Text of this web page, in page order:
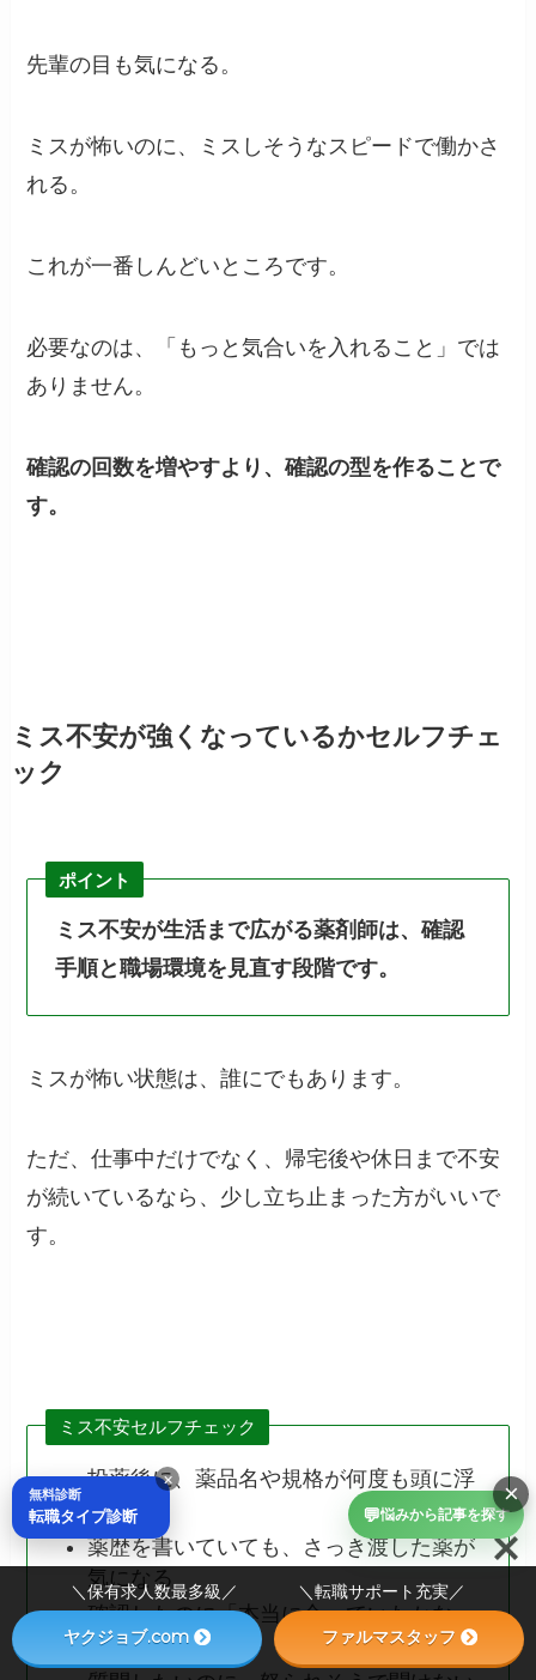
先輩の目も気になる。
ミスが怖いのに、ミスしそうなスピードで働かさ
れる。
これが一番しんどいところです。
必要なのは、「もっと気合いを入れること」では
ありません。
確認の回数を増やすより、確認の型を作ることで
す。
ミス不安が強くなっているかセルフチェ
ック
ポイント
ミス不安が生活まで広がる薬剤師は、確認
手順と職場環境を見直す段階です。
ミスが怖い状態は、誰にでもあります。
ただ、仕事中だけでなく、帰宅後や休日まで不安
が続いているなら、少し立ち止まった方がいいで
す。
ミス不安セルフチェック
投薬後に、薬品名や規格が何度も頭に浮
かぶ
薬歴を書いていても、さっき渡した薬が
気になる
確認したのに「本当に合っていたかな」
と不安になる
💬悩みから記事を探す
×
×
無料診断
転職タイプ診断
＼保有求人数最多級／ ＼転職サポート充実／
ヤクジョブ.com ファルマスタッフ